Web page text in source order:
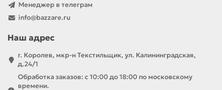
Менеджер в телеграм
info@bazzare.ru
Наш адрес
г. Королев, мкр-н Текстильщик, ул. Калининградская,
д.24/1
Обработка заказов: с 10:00 до 18:00 по московскому
времени.